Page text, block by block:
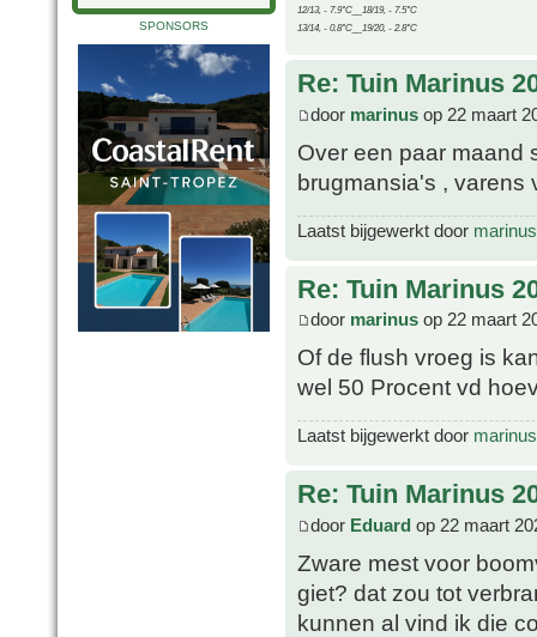
SPONSORS
12/13, - 7.9°C__18/19, - 7.5°C
13/14, - 0.8°C__19/20, - 2.8°C
Re: Tuin Marinus
door marinus op 22 maart
Over een paar maand
brugmansia's , varens
Laatst bijgewerkt door marinus
Re: Tuin Marinus
door marinus op 22 maart
Of de flush vroeg is
wel 50 Procent vd
Laatst bijgewerkt door marinus
Re: Tuin Marinus
door Eduard op 22 maart
Zware mest voor
giet? dat zou tot
kunnen al vind ik die